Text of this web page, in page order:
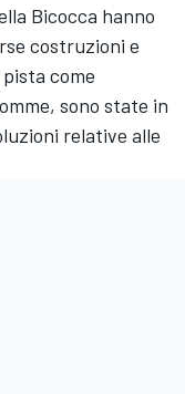
Bicocca hanno
costruzioni e
come
sono state in
relative alle